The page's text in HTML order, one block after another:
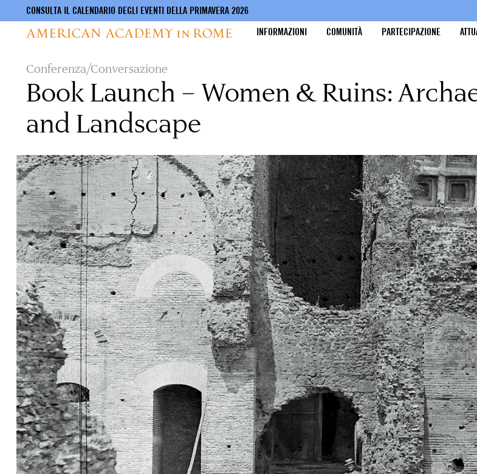
contenuto
principale
CONSULTA IL CALENDARIO DEGLI EVENTI DELLA PRIMAVERA 2026
INFORMAZIONI
COMUNITÀ PARTECIPAZIONE
Conferenza/Conversazione
Book Launch – Women & Ruins:
and Landscape